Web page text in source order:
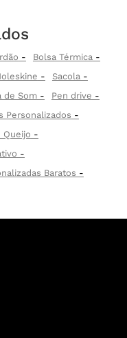
Bolsa Térmica
Sacola
de Som
Pen drive
Personalizados
Queijo
Baratos